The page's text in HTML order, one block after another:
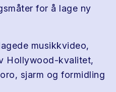
for å lage ny
musikkvideo,
Hollywood-kvalitet,
sjarm og formidling